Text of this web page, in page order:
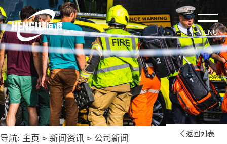
导航: 主页 > 新闻资讯 > 公司新闻  返回列表